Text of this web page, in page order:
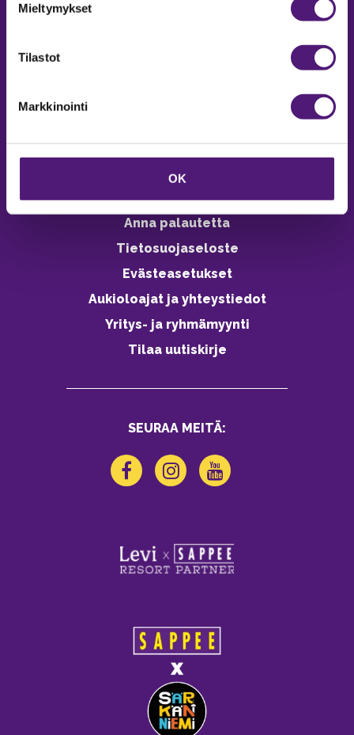
Mieltymykset
Tilastot
Markkinointi
OK
Vastuullisuus
Ympäristöohjelma
Avoimet työpaikat
Anna palautetta
Tietosuojaseloste
Evästeasetukset
Aukioloajat ja yhteystiedot
Yritys- ja ryhmämyynti
Tilaa uutiskirje
SEURAA MEITÄ: